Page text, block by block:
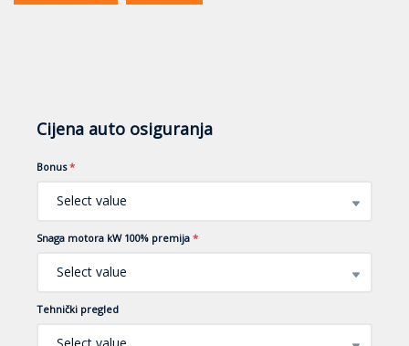
Cijena auto osiguranja
Bonus *
Select value
Snaga motora kW 100% premija *
Select value
Tehnički pregled